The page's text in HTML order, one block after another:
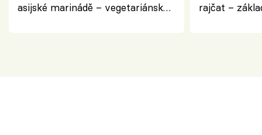
asijské marinádě – vegetariánská
rajčat –